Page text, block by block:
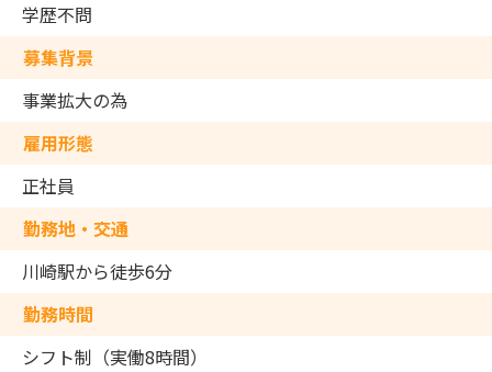
学歴不問
募集背景
事業拡大の為
雇用形態
正社員
勤務地・交通
川崎駅から徒歩6分
勤務時間
シフト制（実働8時間）